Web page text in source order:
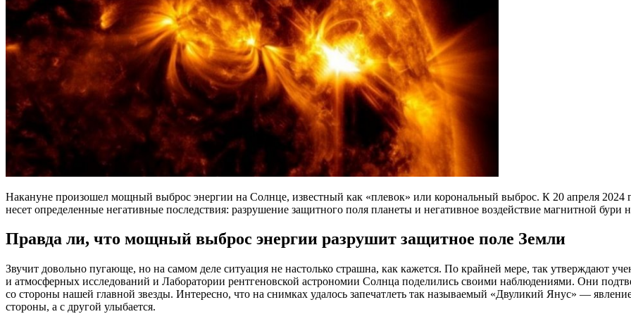
Накануне произошел мощный выброс энергии на Солнце, известный как «плевок» или корональный выброс. К 20 апреля 2024
несет определенные негативные последствия: разрушение защитного поля планеты и негативное воздействие магнитной бури
Правда ли, что мощный выброс энергии разрушит защитное поле Земли
Звучит довольно пугающе, но на самом деле ситуация не настолько страшна, как кажется. По крайней мере, так утверждают
и атмосферных исследований и Лаборатории рентгеновской астрономии Солнца поделились своими наблюдениями. Они
со стороны нашей главной звезды. Интересно, что на снимках удалось запечатлеть так называемый «Двуликий Янус» —
стороны, а с другой улыбается.